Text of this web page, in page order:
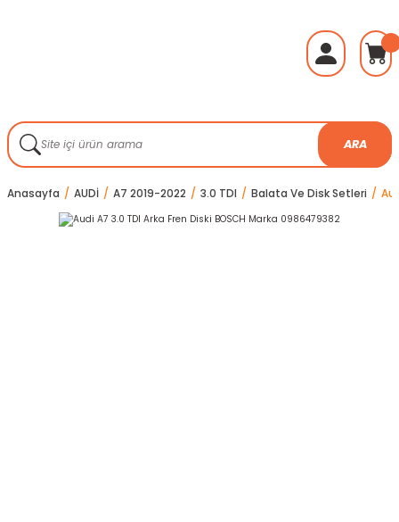
ARA
Anasayfa AUDİ A7 2019-2022 3.0 TDI Balata Ve Disk Setleri